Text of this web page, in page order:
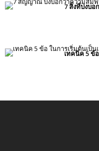
7 สิ่งที่บ่งบ
เทคนิค 5 ข้